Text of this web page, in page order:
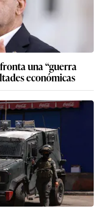
una “guerra
económicas